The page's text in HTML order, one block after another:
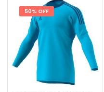
50% OFF